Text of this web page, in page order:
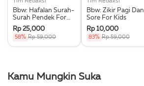
Bbw: Hafalan Surah-
Surah Pendek For
Kids
Rp 25,000
58% Rp 59,000
Bbw: Zikir Pagi Dan
Sore For Kids
Rp 10,000
83% Rp 59,000
Kamu Mungkin Suka